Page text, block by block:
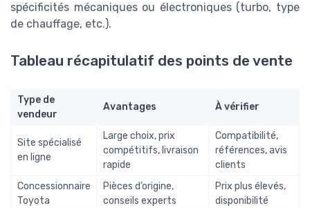
spécificités mécaniques ou électroniques (turbo, type
de chauffage, etc.).
Tableau récapitulatif des points de vente
Type de
vendeur
Avantages À vérifier
Site spécialisé
en ligne
Large choix, prix
compétitifs, livraison
rapide
Compatibilité,
références, avis
clients
Concessionnaire
Toyota
Pièces d’origine,
conseils experts
Prix plus élevés,
disponibilité